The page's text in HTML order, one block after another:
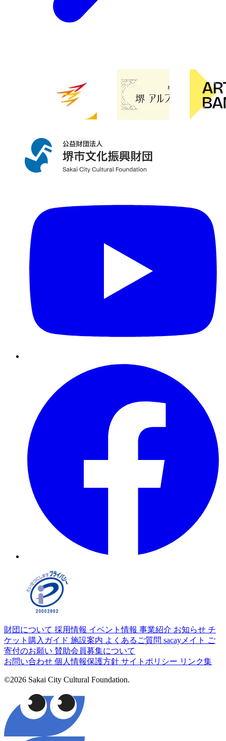
財団について 採用情報 イベント情報 事業紹介 お知らせ チ
ケット購入ガイド 施設案内 よくあるご質問 sacayメイト ご
寄付のお願い 賛助会員募集について
お問い合わせ 個人情報保護方針 サイトポリシー リンク集
©2026 Sakai City Cultural Foundation.